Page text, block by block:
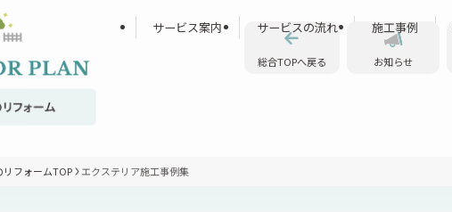
サービス案内 サービスの流れ 施工事例
総合TOPへ戻る お知らせ
リフォームTOP エクステリア施工事例集